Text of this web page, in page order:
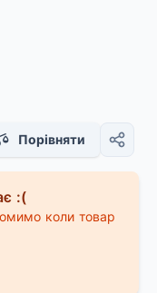
Порівняти
:(
коли товар